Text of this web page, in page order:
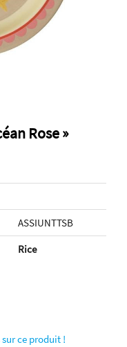
Rose »
ASSIUNTTSB
Rice
ce produit !